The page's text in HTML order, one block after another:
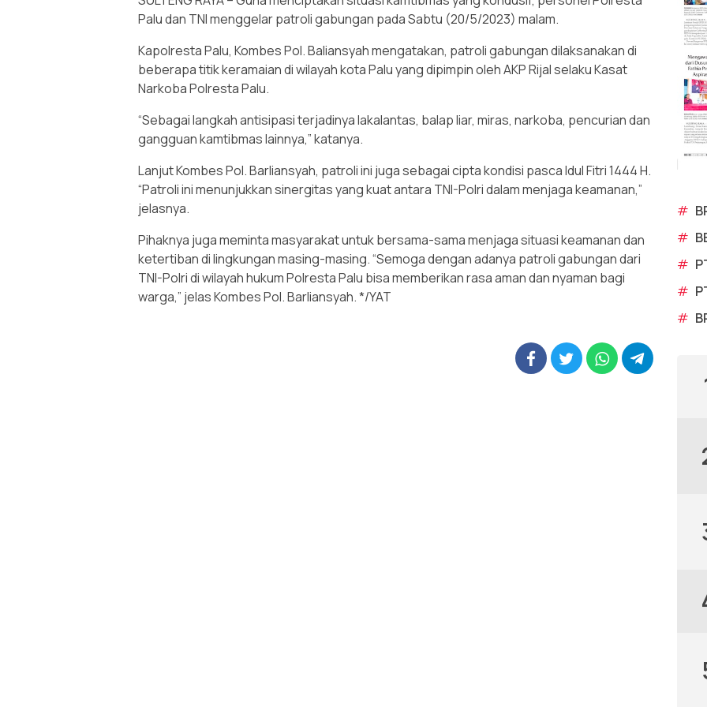
Palu dan TNI menggelar patroli gabungan pada Sabtu (20/5/2023) malam.
Kapolresta Palu, Kombes Pol. Baliansyah mengatakan, patroli gabungan dilaksanakan di
beberapa titik keramaian di wilayah kota Palu yang dipimpin oleh AKP Rijal selaku Kasat
Narkoba Polresta Palu.
“Sebagai langkah antisipasi terjadinya lakalantas, balap liar, miras, narkoba, pencurian dan
gangguan kamtibmas lainnya,” katanya.
Lanjut Kombes Pol. Barliansyah, patroli ini juga sebagai cipta kondisi pasca Idul Fitri 1444 H.
“Patroli ini menunjukkan sinergitas yang kuat antara TNI-Polri dalam menjaga keamanan,”
jelasnya.
Pihaknya juga meminta masyarakat untuk bersama-sama menjaga situasi keamanan dan
ketertiban di lingkungan masing-masing. “Semoga dengan adanya patroli gabungan dari
TNI-Polri di wilayah hukum Polresta Palu bisa memberikan rasa aman dan nyaman bagi
warga,” jelas Kombes Pol. Barliansyah. */YAT
#
#
#
#
#